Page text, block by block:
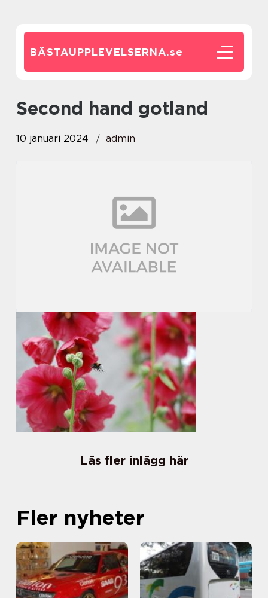
BÄSTAUPPLEVELSERNA.se
second hand gotland
10 januari 2024 admin
Läs fler inlägg här
Fler nyheter